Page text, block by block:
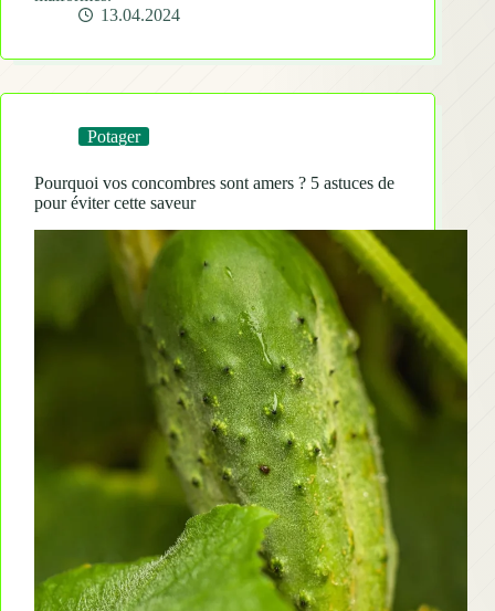
13.04.2024
Potager
Pourquoi vos concombres sont amers ? 5 astuces de
pour éviter cette saveur